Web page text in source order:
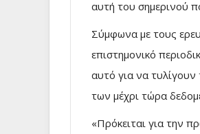
αυτή του σημερινού
Σύμφωνα με τους
επιστημονικό
αυτό για να
των μέχρι τώρα
«Πρόκειται για την